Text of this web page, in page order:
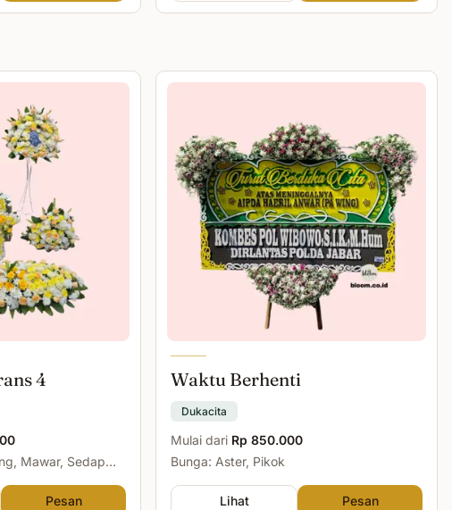
4
Mawar, Sedap
Pesan
Waktu Berhenti
Dukacita
Mulai dari Rp 850.000
Bunga: Aster, Pikok
Lihat Pesan